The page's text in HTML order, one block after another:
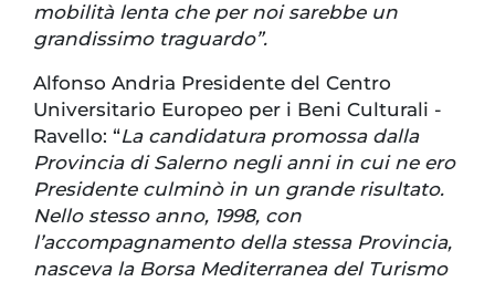
mobilità lenta che per noi sarebbe un
grandissimo traguardo”.
Alfonso Andria Presidente del Centro
Universitario Europeo per i Beni Culturali -
Ravello: “La candidatura promossa dalla
Provincia di Salerno negli anni in cui ne ero
Presidente culminò in un grande risultato.
Nello stesso anno, 1998, con
l’accompagnamento della stessa Provincia,
nasceva la Borsa Mediterranea del Turismo